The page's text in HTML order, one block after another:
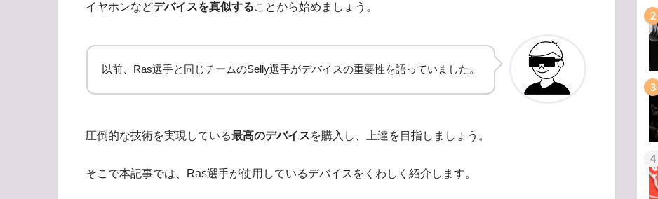
イヤホンなどデバイスを真似することから始めましょう。
以前、Ras選手と同じチームのSelly選手がデバイスの重要性を語っていました。
圧倒的な技術を実現している最高のデバイスを購入し、上達を目指しましょう。
そこで本記事では、Ras選手が使用しているデバイスをくわしく紹介します。
2
3
4